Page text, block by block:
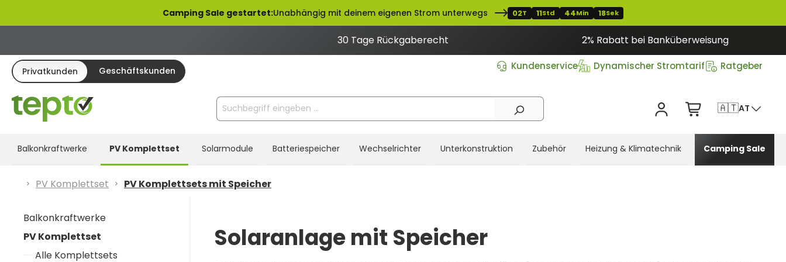
Zur Hauptnavigation springenCamping Sale gestartet:Unabhängig mit deinem eigenen Strom unterwegs 02T 11Std 44Min 16Sek
30 Tage Rückgaberecht 2% Rabatt bei Banküberweisung
Privatkunden Geschäftskunden Kundenservice Dynamischer Stromtarif Ratgeber
🇦🇹AT
Balkonkraftwerke PV Komplettset Solarmodule Batteriespeicher Wechselrichter Unterkonstruktion Zubehör Heizung & Klimatechnik Camping Sale
PV Komplettset PV Komplettsets mit Speicher
Balkonkraftwerke
PV Komplettset
Alle Komplettsets
Solaranlage mit Speicher